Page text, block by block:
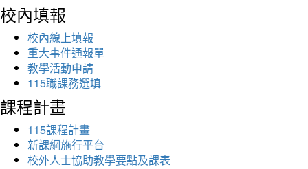
校內填報
校內線上填報
重大事件通報單
教學活動申請
115職課務選填
課程計畫
115課程計畫
新課綱施行平台
校外人士協助教學要點及課表